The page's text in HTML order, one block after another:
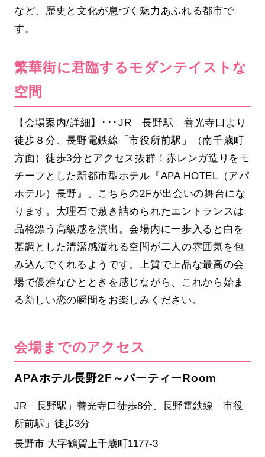
など、歴史と文化が息づく魅力あふれる都市で
す。
繁華街に君臨するモダンテイストな
空間
【会場案内/詳細】･･･JR「長野駅」善光寺口より
徒歩８分、長野電鉄線「市役所前駅」（南千歳町
方面）徒歩3分とアクセス抜群！赤レンガ造りをモ
チーフとした新都市型ホテル『APA HOTEL（アパ
ホテル）長野』。こちらの2Fが出会いの舞台にな
ります。大理石で敷き詰められたエントランスは
品格漂う高級感を演出。会場内に一歩入ると白を
基調とした清潔感溢れる空間が二人の雰囲気を包
み込んでくれるようです。上質で上品な最高の会
場で優雅なひとときを感じながら、これから始ま
る新しい恋の瞬間をお楽しみください。
会場までのアクセス
APAホテル長野2F～パーティーRoom
JR「長野駅」善光寺口徒歩8分、長野電鉄線「市役
所前駅」徒歩3分
長野市 大字鶴賀上千歳町1177-3